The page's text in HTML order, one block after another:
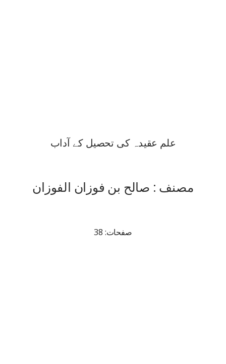
علم عقیدہ کی تحصیل کے آداب
مصنف : صالح بن فوزان الفوزان
صفحات: 38